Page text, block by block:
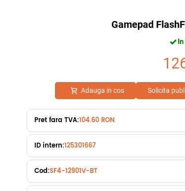
Gamepad
Adauga in cos Solicita
Pret fara TVA:104.60 RON
ID intern:125301667
Cod:SF4-12901V-BT